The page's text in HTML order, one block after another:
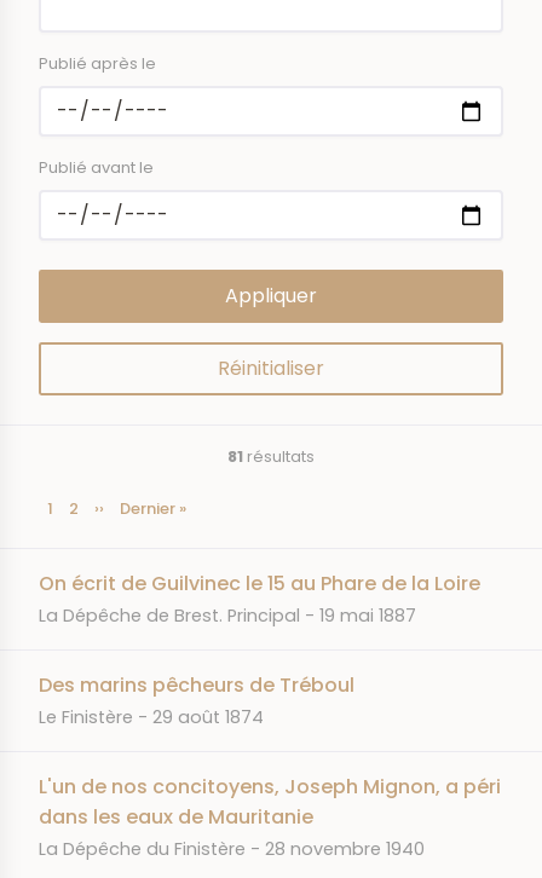
Publié après le
Publié avant le
81 résultats
Pagination
Page
1 Page
2
Page
››
Dernière
Dernier »
On écrit de Guilvinec le 15 au Phare de la Loire
JOURNAL
La Dépêche de Brest. Principal DATE
19 mai 1887
Des marins pêcheurs de Tréboul
JOURNAL
Le Finistère DATE
29 août 1874
L'un de nos concitoyens, Joseph Mignon, a péri
dans les eaux de Mauritanie
JOURNAL
La Dépêche du Finistère DATE
28 novembre 1940